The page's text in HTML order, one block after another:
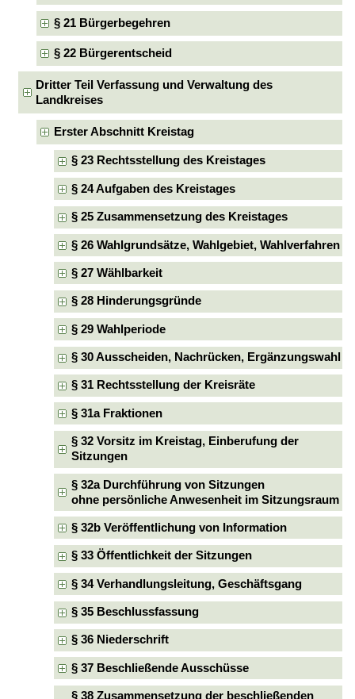
§ 21 Bürgerbegehren
§ 22 Bürgerentscheid
Dritter Teil Verfassung und Verwaltung des
Landkreises
Erster Abschnitt Kreistag
§ 23 Rechtsstellung des Kreistages
§ 24 Aufgaben des Kreistages
§ 25 Zusammensetzung des Kreistages
§ 26 Wahlgrundsätze, Wahlgebiet, Wahlverfahren
§ 27 Wählbarkeit
§ 28 Hinderungsgründe
§ 29 Wahlperiode
§ 30 Ausscheiden, Nachrücken, Ergänzungswahl
§ 31 Rechtsstellung der Kreisräte
§ 31a Fraktionen
§ 32 Vorsitz im Kreistag, Einberufung der
Sitzungen
§ 32a Durchführung von Sitzungen
ohne persönliche Anwesenheit im Sitzungsraum
§ 32b Veröffentlichung von Information
§ 33 Öffentlichkeit der Sitzungen
§ 34 Verhandlungsleitung, Geschäftsgang
§ 35 Beschlussfassung
§ 36 Niederschrift
§ 37 Beschließende Ausschüsse
§ 38 Zusammensetzung der beschließenden